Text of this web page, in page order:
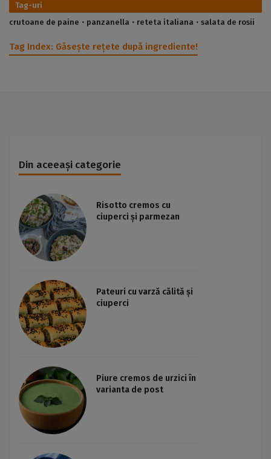
Tag-uri
crutoane de paine
panzanella reteta italiana salata de rosii
Tag Index: Găsește rețete după ingrediente!
Din aceeași categorie
Risotto cremos cu
ciuperci și parmezan
Pateuri cu varză călită și
ciuperci
Piure cremos de urzici în
varianta de post